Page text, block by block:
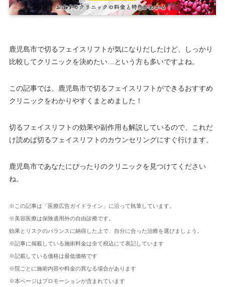
鹿児島市で切るフェイスリフトが気になりだしたけど、しっかり
比較してクリニックを決めたい…という方も多いですよね。
この記事では、鹿児島市で切るフェイスリフトができるおすすめ
クリニックをわかりやすくまとめました！
切るフェイスリフトの効果や副作用も解説しているので、これだ
け読めば切るフェイスリフトのカウンセリングにすぐ行けます。
鹿児島市であなたにぴったりのクリニックを見つけてください
ね。
※この記事は「医療広告ガイドライン」に沿って執筆しています。
※美容医療は保険適用外の自由診療です。
効果とリスクのバランスに納得した上で、自分に合った治療を選びましょう。
※記事に掲載している施術料金は全て税込にて表記しています
※記載している価格は最低価格です
※院ごとに施術内容や料金の異なる場合があります
※本ページはプロモーションが含まれています